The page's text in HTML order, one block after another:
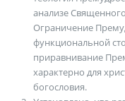
анализе
Ограничение
функциональной
приравнивание
характерно для
богословия.